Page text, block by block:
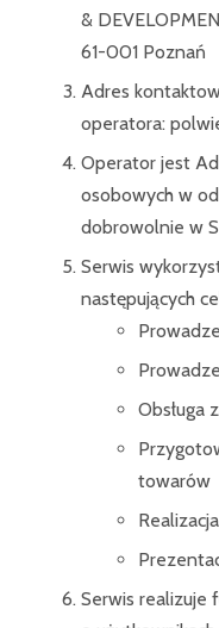
&
61-001 Poznań
Adres
operatora:
Operator jest
osobowych w
dobrowolnie w
Serwis
następujących
Obsługa
towarów
Serwis realizuje